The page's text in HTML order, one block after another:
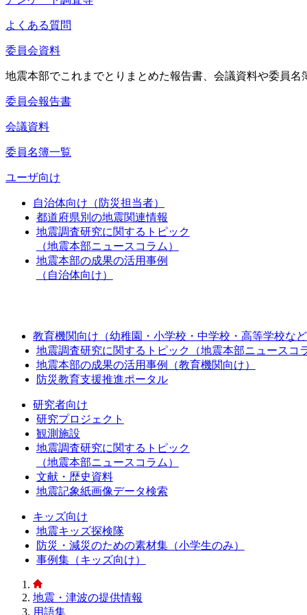
よくある質問
委員会資料
地震本部でこれまでとりまとめた報告書、会議資料や委員名
委員会報告書
会議資料
委員名簿一覧
ユーザ向け
自治体向け（防災担当者）
都道府県別の地震関連情報
地震調査研究に関するトピック
（地震本部ニュースコラム）
地震本部の成果の活用事例
（自治体向け）
教育機関向け（幼稚園・小学校・中学校・高等学校など
地震調査研究に関するトピック（地震本部ニュースコ
地震本部の成果の活用事例（教育機関向け）
防災教育支援推進ポータル
研究者向け
研究プロジェクト
観測施設
地震調査研究に関するトピック
（地震本部ニュースコラム）
文献・歴史資料
地震記象紙画像データ検索
キッズ向け
地震キッズ探検隊
防災・減災のための素材集（小学生のみ）
事例集（キッズ向け）
地震・津波の提供情報
用語集